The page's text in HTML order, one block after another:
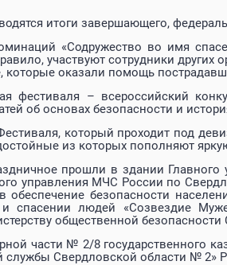
итоги завершающего,
«Содружество во имя
участвуют сотрудники
которые оказали помощь
фестиваля – всероссийский
об основах безопасности и
который проходит под
из которых пополняют
прошли в здании
управления МЧС России по
обеспечение безопасности
и спасении людей «Созвездие
общественной безопасности
части № 2/8 государственного
службы Свердловской области № 2»